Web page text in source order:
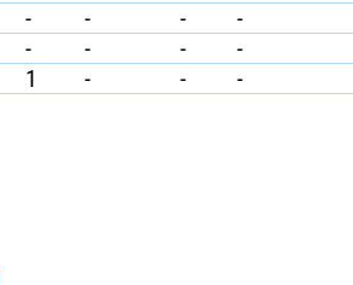
- - - -
- - - -
1 - - -